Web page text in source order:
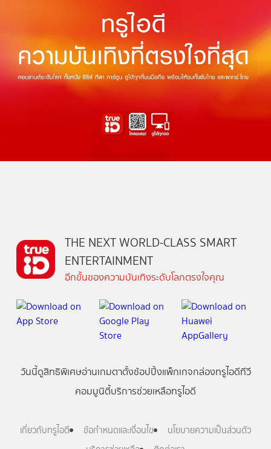
THE NEXT WORLD-CLASS SMART
ENTERTAINMENT
อีกขั้นของความบันเทิงระดับโลกตรงใจคุณ
วันนี้ดูสิทธิพิเศษอ่านเกมตาตั้งช้อปปิ้งแพ็กเกจกล่องทรูไอดีทีวี
คอมมูนิตี้บริการช่วยเหลือทรูไอดี
เกี่ยวกับทรูไอดี ข้อกำหนดและเงื่อนไข
นโยบายความเป็นส่วนตัว